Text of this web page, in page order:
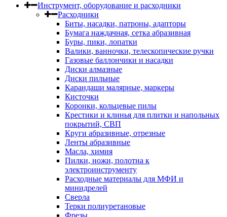
Инструмент, оборудование и расходники
Расходники
Биты, насадки, патроны, адапторы
Бумага наждачная, сетка абразивная
Буры, пики, лопатки
Валики, ванночки, телескопические ручки
Газовые баллончики и насадки
Диски алмазные
Диски пильные
Карандаши малярные, маркеры
Кисточки
Коронки, кольцевые пилы
Крестики и клинья для плитки и напольных
покрытий, СВП
Круги абразивные, отрезные
Ленты абразивные
Масла, химия
Пилки, ножи, полотна к
электроинструменту
Расходные материалы для МФИ и
минидрелей
Сверла
Терки полиуретановые
Фрезы